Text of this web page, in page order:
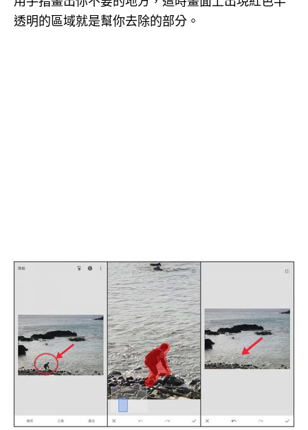
透明的區域就是幫你去除的部分。